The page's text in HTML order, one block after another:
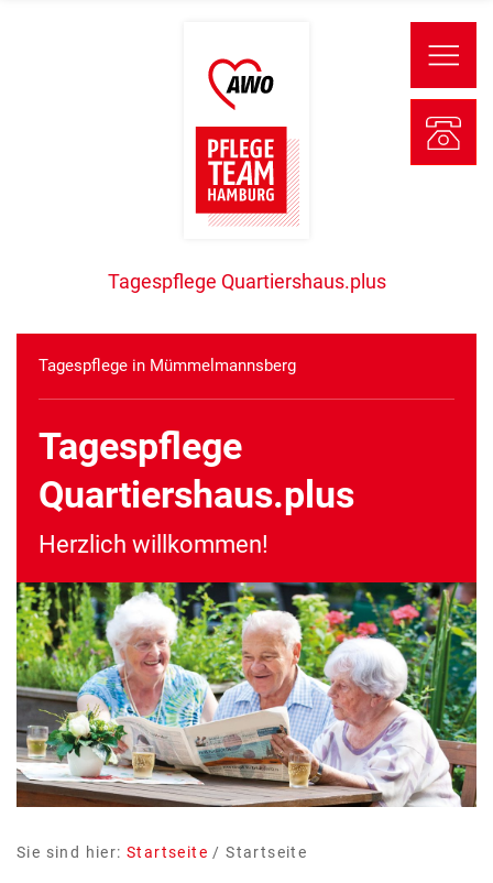
Tagespflege Quartiershaus.plus
Tagespflege in Mümmelmannsberg
Tagespflege
Quartiershaus.plus
Herzlich willkommen!
Sie sind hier:Startseite /Startseite